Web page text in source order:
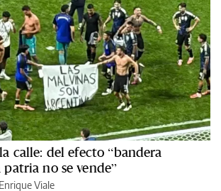
calle: del efecto “bandera
patria no se vende”
Enrique Viale